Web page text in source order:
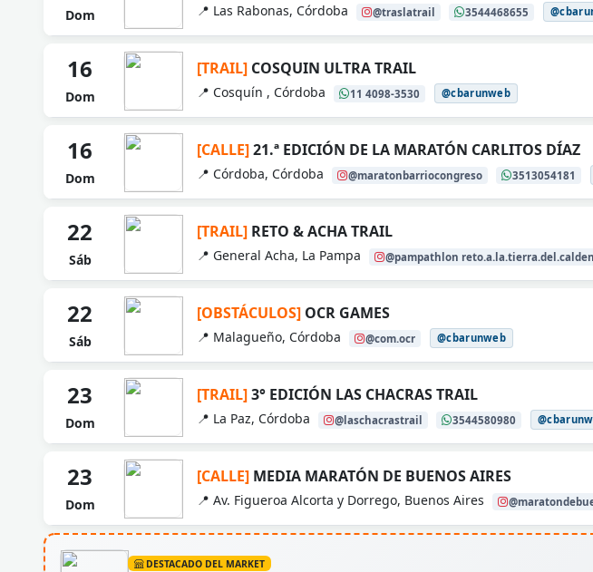
Dom 📍 Las Rabonas, Córdoba @traslatrail 3544468655
16
Dom
[TRAIL] COSQUIN ULTRA TRAIL
📍 Cosquín , Córdoba 11 4098-3530 @cbarunweb
16
Dom
[CALLE]21.ª EDICIÓN DE LA MARATÓN CARLITOS DÍAZ
📍 Córdoba, Córdoba @maratonbarriocongreso 3513054181
22
Sáb
[TRAIL] RETO & ACHA TRAIL
📍 General Acha, La Pampa @pampathlon reto.a.la.tierra.del.calden
22
Sáb
[OBSTÁCULOS] OCR GAMES
📍 Malagueño, Córdoba @com.ocr @cbarunweb
23
Dom
[TRAIL]3° EDICIÓN LAS CHACRAS TRAIL
📍 La Paz, Córdoba @laschacrastrail 3544580980
23
Dom
[CALLE] MEDIA MARATÓN DE BUENOS AIRES
📍 Av. Figueroa Alcorta y Dorrego, Buenos Aires
DESTACADO DEL MARKET